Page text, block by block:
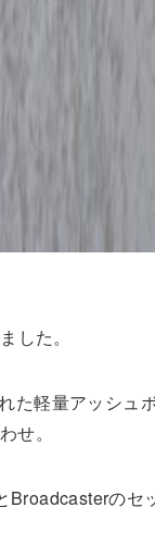
した。
た軽量アッシュ
せ。
Broadcasterのセ